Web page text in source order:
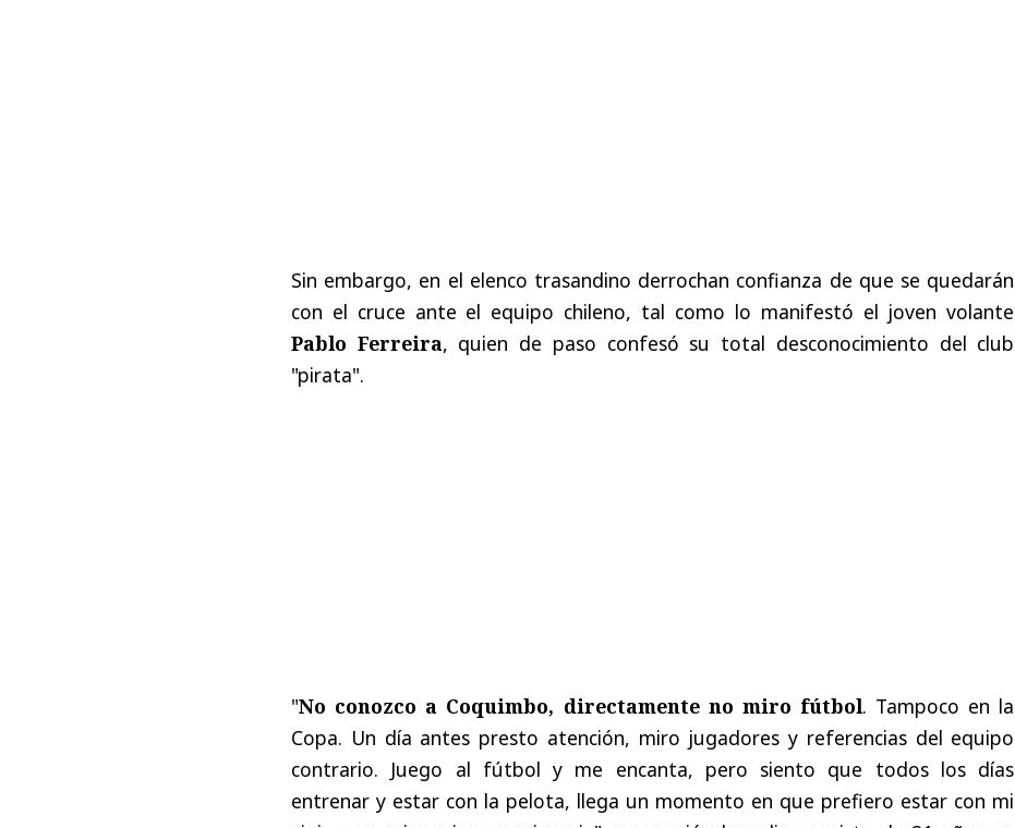
Sin embargo, en el elenco trasandino derrochan confianza de que se quedarán
con el cruce ante el equipo chileno, tal como lo manifestó el joven volante
Pablo Ferreira, quien de paso confesó su total desconocimiento del club
"pirata".
"No conozco a Coquimbo, directamente no miro fútbol. Tampoco en la
Copa. Un día antes presto atención, miro jugadores y referencias del equipo
contrario. Juego al fútbol y me encanta, pero siento que todos los días
entrenar y estar con la pelota, llega un momento en que prefiero estar con mi